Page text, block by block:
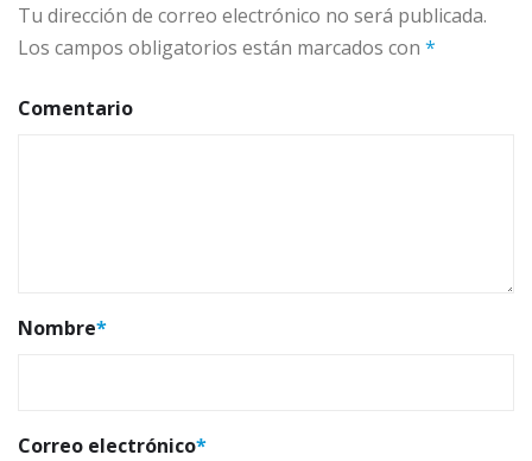
Tu dirección de correo electrónico no será publicada.
Los campos obligatorios están marcados con *
Comentario
Nombre*
Correo electrónico*